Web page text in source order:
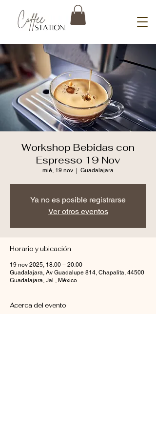
Workshop Bebidas con
Espresso 19 Nov
mié, 19 nov Guadalajara
Ya no es posible registrarse
Ver otros eventos
Horario y ubicación
19 nov 2025, 18:00 – 20:00
Guadalajara, Av Guadalupe 814, Chapalita, 44500
Guadalajara, Jal., México
Acerca del evento